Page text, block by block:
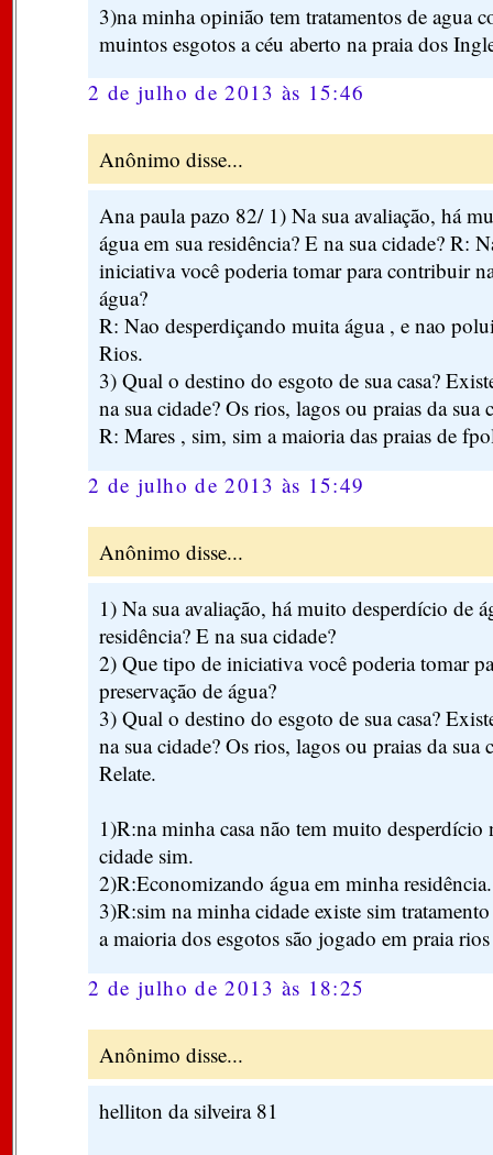
3)na minha opinião tem tratamentos de agua
muintos esgotos a céu aberto na praia dos
2 de julho de 2013 às 15:46
Anônimo disse...
Ana paula pazo 82/ 1) Na sua avaliação, há
água em sua residência? E na sua cidade? R:
iniciativa você poderia tomar para contribuir
água?
R: Nao desperdiçando muita água , e nao
Rios.
3) Qual o destino do esgoto de sua casa?
na sua cidade? Os rios, lagos ou praias da sua
R: Mares , sim, sim a maioria das praias de
2 de julho de 2013 às 15:49
Anônimo disse...
1) Na sua avaliação, há muito desperdício de
residência? E na sua cidade?
2) Que tipo de iniciativa você poderia tomar
preservação de água?
3) Qual o destino do esgoto de sua casa?
na sua cidade? Os rios, lagos ou praias da sua
Relate.
1)R:na minha casa não tem muito desperdício
cidade sim.
2)R:Economizando água em minha residência.
3)R:sim na minha cidade existe sim
a maioria dos esgotos são jogado em praia
2 de julho de 2013 às 18:25
Anônimo disse...
helliton da silveira 81